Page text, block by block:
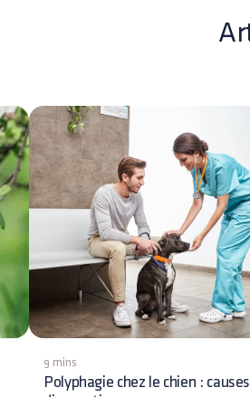
9 mins
Polyphagie chez le chien :